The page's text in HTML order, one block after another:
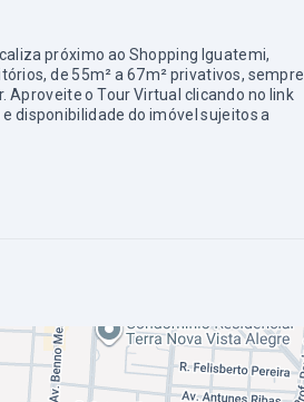
próximo ao Shopping Iguatemi,
de 55m² a 67m² privativos, sempre
o Tour Virtual clicando no link
do imóvel sujeitos a